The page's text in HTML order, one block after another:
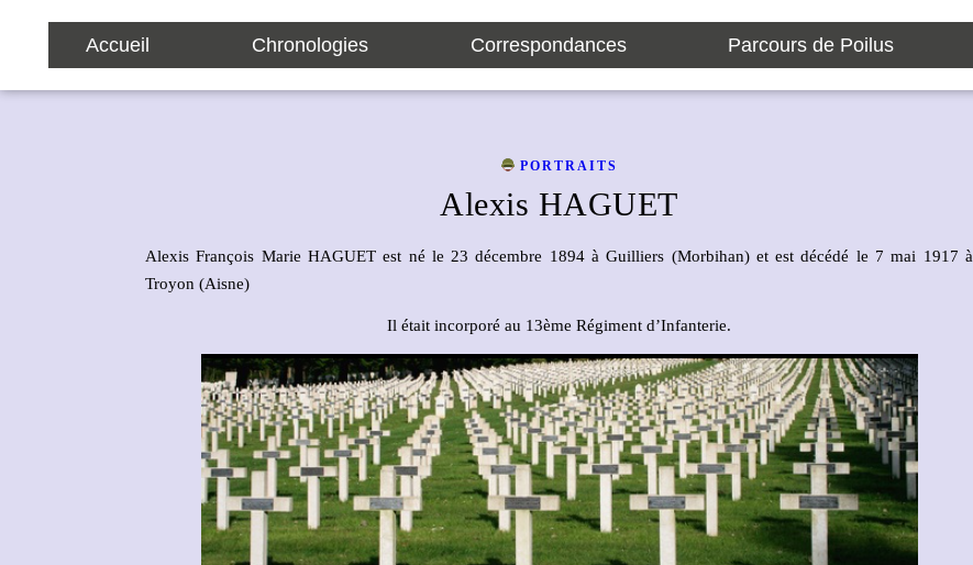
Accueil Chronologies Correspondances Parcours de Poilus
PORTRAITS
Alexis HAGUET
Alexis François Marie HAGUET est né le 23 décembre 1894 à Guilliers (Morbihan) et est décédé le 7 mai 1917 à
Troyon (Aisne)
Il était incorporé au 13ème Régiment d’Infanterie.